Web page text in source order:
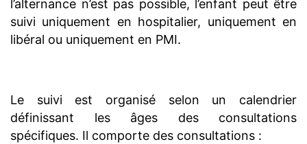
l’alternance n’est pas possible, l’enfant peut être
suivi uniquement en hospitalier, uniquement en
libéral ou uniquement en PMI.
Le suivi est organisé selon un calendrier
définissant les âges des consultations
spécifiques. Il comporte des consultations :